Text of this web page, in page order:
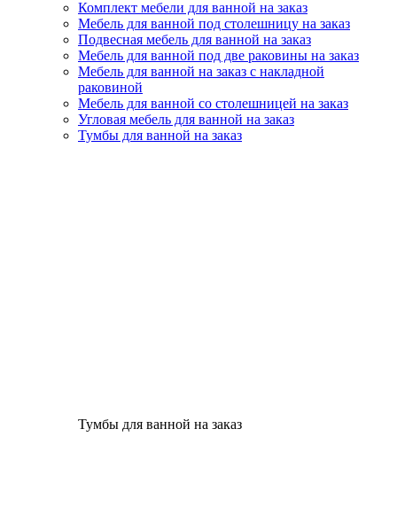
Комплект мебели для ванной на заказ
Мебель для ванной под столешницу на заказ
Подвесная мебель для ванной на заказ
Мебель для ванной под две раковины на заказ
Мебель для ванной на заказ с накладной
раковиной
Мебель для ванной со столешницей на заказ
Угловая мебель для ванной на заказ
Тумбы для ванной на заказ
Тумбы для ванной на заказ